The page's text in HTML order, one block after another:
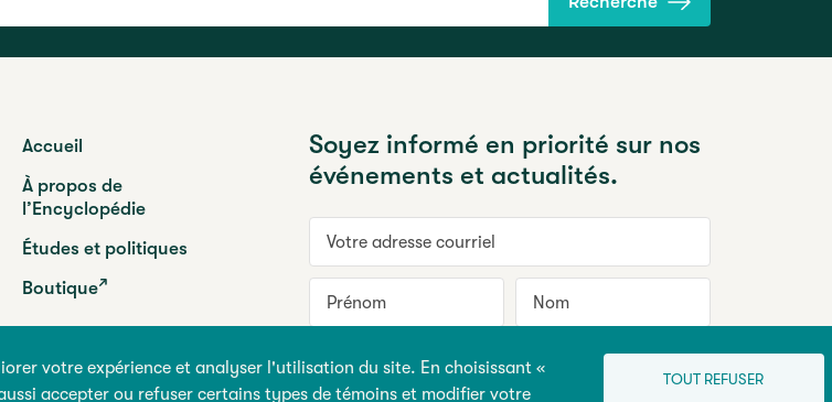
votre expérience et analyser l'utilisation du site. En choisissant «
accepter ou refuser certains types de témoins et modifier votre
TOUT REFUSER
Accueil
À propos de
l’Encyclopédie
Études et politiques
Boutique
Soyez informé en priorité sur nos
événements et actualités.
Votre adresse courriel
Prénom Nom
M’inscrire